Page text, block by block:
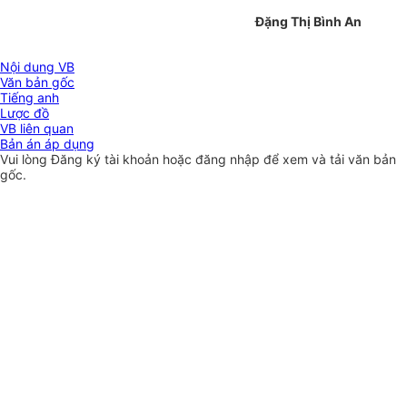
Đặng Thị Bình An
Nội dung VB
Văn bản gốc
Tiếng anh
Lược đồ
VB liên quan
Bản án áp dụng
Vui lòngĐăng ký tài khoản hoặc đăng nhập để xem và tải văn bản
gốc.